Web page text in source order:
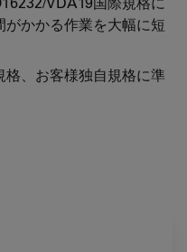
かかる作業を大幅に短
、お客様独自規格に準